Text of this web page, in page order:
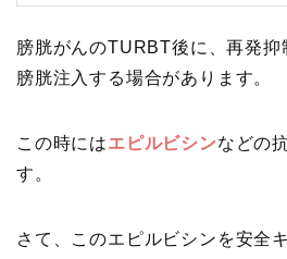
膀胱がんのTURBT後に、再発抑
膀胱注入する場合があります。
この時にはエピルビシンなどの
す。
さて、このエピルビシンを安全